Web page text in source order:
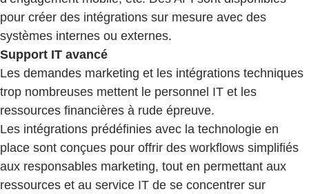
pour créer des intégrations sur mesure avec des
systèmes internes ou externes.
Support IT avancé
Les demandes marketing et les intégrations techniques
trop nombreuses mettent le personnel IT et les
ressources financières à rude épreuve.
Les intégrations prédéfinies avec la technologie en
place sont conçues pour offrir des workflows simplifiés
aux responsables marketing, tout en permettant aux
ressources et au service IT de se concentrer sur